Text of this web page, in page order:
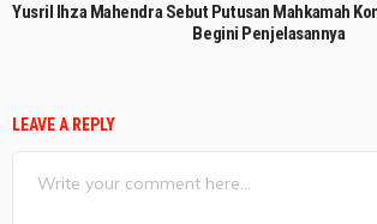
Yusril Ihza Mahendra Sebut Putusan Mahkamah
Begini Penjelasannya
LEAVE A REPLY